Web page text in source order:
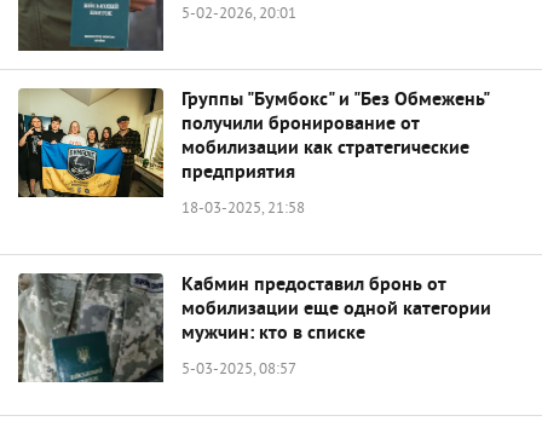
5-02-2026, 20:01
Группы "Бумбокс" и "Без Обмежень"
получили бронирование от
мобилизации как стратегические
предприятия
18-03-2025, 21:58
Кабмин предоставил бронь от
мобилизации еще одной категории
мужчин: кто в списке
5-03-2025, 08:57